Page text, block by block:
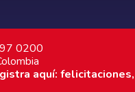
0200
aquí: